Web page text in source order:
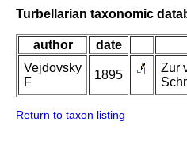
Turbellarian taxonomic
author date
Vejdovsky
F
1895
Zur
Return to taxon listing